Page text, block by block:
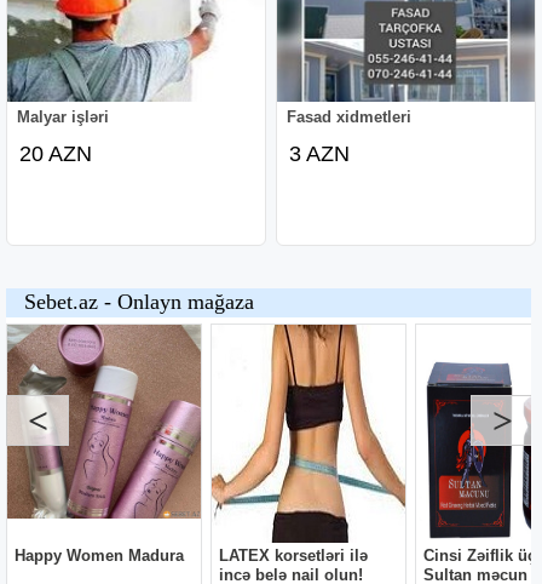
Malyar işləri
20 AZN
Fasad xidmetleri
3 AZN